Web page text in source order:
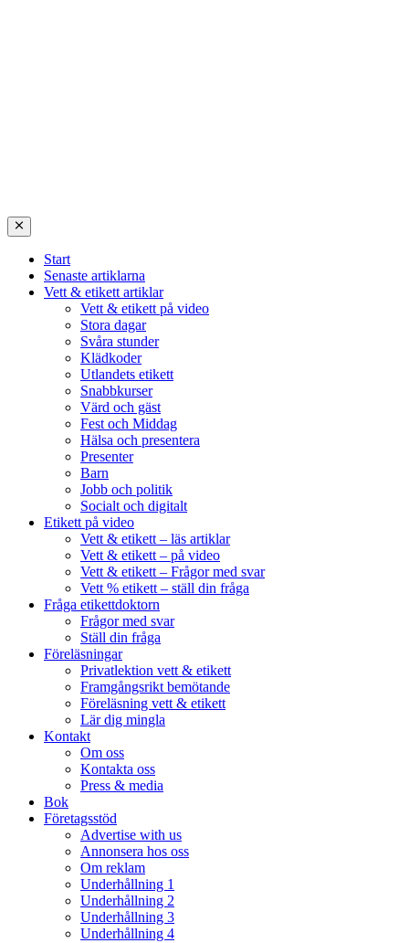
Start
Senaste artiklarna
Vett & etikett artiklar
Vett & etikett på video
Stora dagar
Svåra stunder
Klädkoder
Utlandets etikett
Snabbkurser
Värd och gäst
Fest och Middag
Hälsa och presentera
Presenter
Barn
Jobb och politik
Socialt och digitalt
Etikett på video
Vett & etikett – läs artiklar
Vett & etikett – på video
Vett & etikett – Frågor med svar
Vett % etikett – ställ din fråga
Fråga etikettdoktorn
Frågor med svar
Ställ din fråga
Föreläsningar
Privatlektion vett & etikett
Framgångsrikt bemötande
Föreläsning vett & etikett
Lär dig mingla
Kontakt
Om oss
Kontakta oss
Press & media
Bok
Företagsstöd
Advertise with us
Annonsera hos oss
Om reklam
Underhållning 1
Underhållning 2
Underhållning 3
Underhållning 4